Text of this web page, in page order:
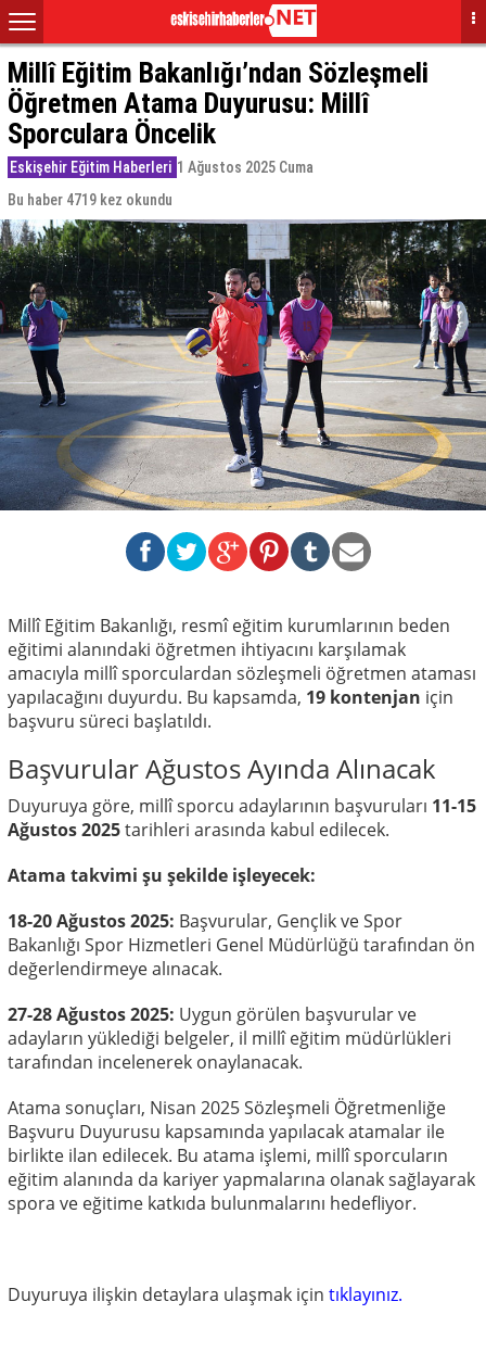
Millî Eğitim Bakanlığı’ndan Sözleşmeli
Öğretmen Atama Duyurusu: Millî
Sporculara Öncelik
Eskişehir Eğitim Haberleri 1 Ağustos 2025 Cuma
Bu haber 4719 kez okundu
Millî Eğitim Bakanlığı, resmî eğitim kurumlarının beden
eğitimi alanındaki öğretmen ihtiyacını karşılamak
amacıyla millî sporculardan sözleşmeli öğretmen ataması
yapılacağını duyurdu. Bu kapsamda, 19 kontenjan için
başvuru süreci başlatıldı.
Başvurular Ağustos Ayında Alınacak
Duyuruya göre, millî sporcu adaylarının başvuruları 11-15
Ağustos 2025tarihleri arasında kabul edilecek.
Atama takvimi şu şekilde işleyecek:
18-20 Ağustos 2025: Başvurular, Gençlik ve Spor
Bakanlığı Spor Hizmetleri Genel Müdürlüğü tarafından ön
değerlendirmeye alınacak.
27-28 Ağustos 2025: Uygun görülen başvurular ve
adayların yüklediği belgeler, il millî eğitim müdürlükleri
tarafından incelenerek onaylanacak.
Atama sonuçları, Nisan 2025 Sözleşmeli Öğretmenliğe
Başvuru Duyurusu kapsamında yapılacak atamalar ile
birlikte ilan edilecek. Bu atama işlemi, millî sporcuların
eğitim alanında da kariyer yapmalarına olanak sağlayarak
spora ve eğitime katkıda bulunmalarını hedefliyor.
Duyuruya ilişkin detaylara ulaşmak için tıklayınız.